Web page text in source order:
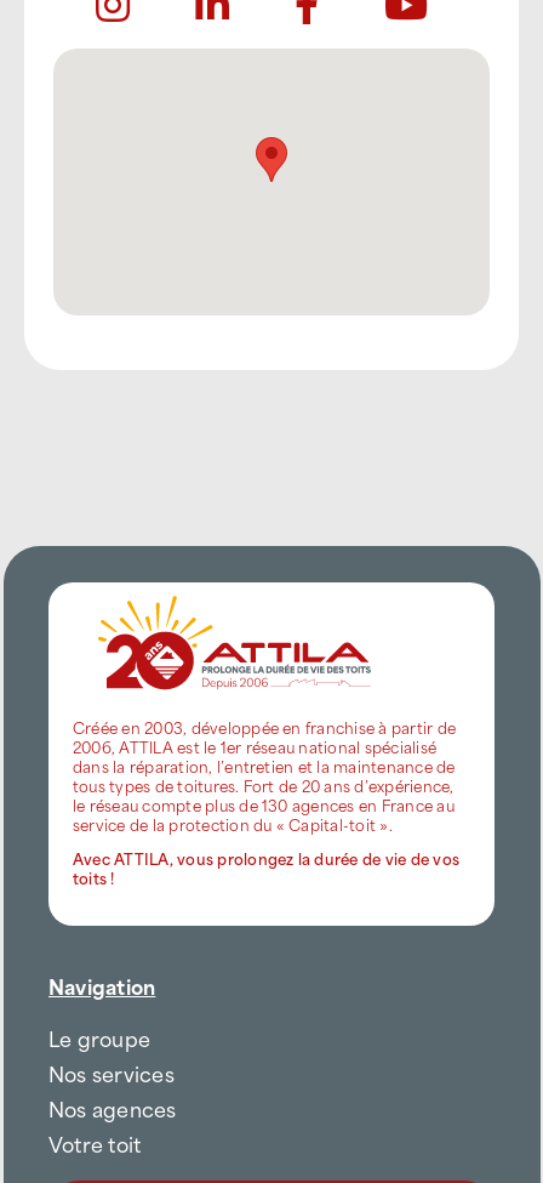
Créée en 2003, développée en franchise à partir de
2006, ATTILA est le 1er réseau national spécialisé
dans la réparation, l’entretien et la maintenance de
tous types de toitures. Fort de 20 ans d’expérience,
le réseau compte plus de 130 agences en France au
service de la protection du « Capital-toit ».
Avec ATTILA, vous prolongez la durée de vie de vos
toits !
Navigation
Le groupe
Nos services
Nos agences
Votre toit